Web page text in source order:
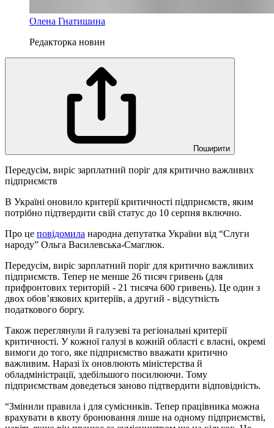
Олена Гнатишина
Редакторка новин
Поширити
Передусім, виріс зарплатний поріг для критично важливих
підприємств
В Україні оновило критерії критичності підприємств, яким
потрібно підтвердити свій статус до 10 серпня включно.
Про це повідомила народна депутатка України від “Слуги
народу” Ольга Василевська-Смаглюк.
Передусім, виріс зарплатний поріг для критично важливих
підприємств. Тепер не менше 26 тисяч гривень (для
прифронтових територій - 21 тисяча 600 гривень). Це один з
двох обов’язкових критеріїв, а другий - відсутність
податкового боргу.
Також переглянули й галузеві та регіональні критерії
критичності. У кожної галузі в кожній області є власні, окремі
вимоги до того, яке підприємство вважати критично
важливим. Наразі їх оновлюють міністерства й
обладміністрації, здебільшого посилюючи. Тому
підприємствам доведеться заново підтвердити відповідність.
“Змінили правила і для сумісників. Тепер працівника можна
врахувати в квоту бронювання лише на одному підприємстві,